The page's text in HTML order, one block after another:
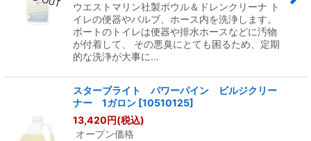
ウエストマリン社製ボウル＆ドレンクリーナ ト
イレの便器やバルブ、ホース内を洗浄します。
ボートのトイレは便器や排水ホースなどに汚物
が付着して、 その悪臭にとても困るため、定期
的な洗浄が大事に…
スターブライト パワーパイン ビルジクリー
ナー 1ガロン [10510125]
13,420円(税込)
オープン価格